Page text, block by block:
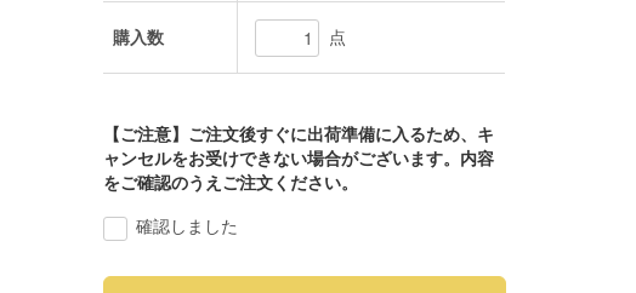
購入数 点
【ご注意】ご注文後すぐに出荷準備に入るため、キ
ャンセルをお受けできない場合がございます。内容
をご確認のうえご注文ください。
確認しました